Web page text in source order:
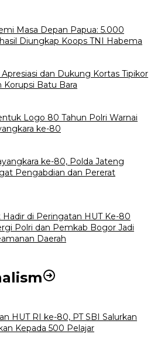
Masa Depan Papua: 5.000
Diungkap Koops TNI Habema
dan Dukung Kortas Tipikor
Batu Bara
Logo 80 Tahun Polri Warnai
ke-80
ke-80, Polda Jateng
Pengabdian dan Pererat
di Peringatan HUT Ke-80
Polri dan Pemkab Bogor Jadi
Daerah
HUT RI ke-80, PT SBI Salurkan
Kepada 500 Pelajar